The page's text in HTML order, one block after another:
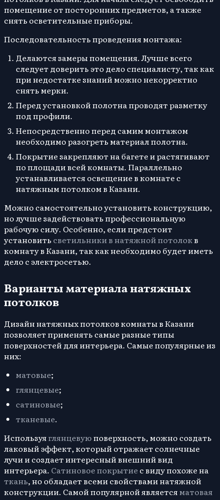
помещение от посторонних предметов, а также
снять осветительные приборы.
Последовательность проведения монтажа:
Делаются замеры помещения. Лучше всего
следует доверить это дело специалисту, так как
при недостатке знаний можно некорректно
снять мерки.
Перед установкой полотна проводят разметку
под профили.
Непосредственно перед самим монтажом
необходимо разогреть материал полотна.
Покрытие закрепляют на багете и растягивают
по площади всей комнаты. Параллельно
устанавливается освещение в комнате с
натяжным потолком в Казани.
Можно самостоятельно установить конструкцию,
но лучше задействовать профессиональную
рабочую силу. Особенно, если предстоит
установить светильники в натяжной потолокв
комнату в Казани, так как необходимо будет иметь
дело с электросетью.
Варианты материала натяжных
потолков
Дизайн натяжных потолков комнаты в Казани
позволяет применять самые разные типы
поверхностей для интерьера. Самые популярные из
них:
матовые;
глянцевые;
сатиновые;
тканевые.
Используяглянцевуюповерхность, можно создать
лаковый эффект, который отражает солнечные
лучи и создает интересный внешний вид
интерьера. Сатиновое покрытие с виду похоже на
ткань, но обладает всеми свойствами натяжной
конструкции. Самой популярной являетсяматовая